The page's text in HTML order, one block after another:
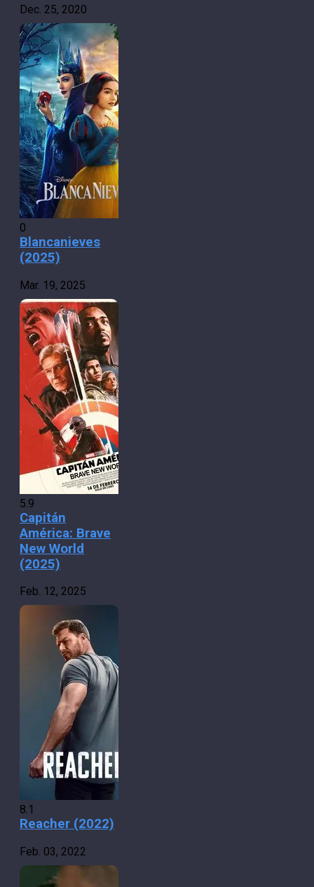
Dec. 25, 2020
0
Blancanieves
(2025)
Mar. 19, 2025
5.9
Capitán
América: Brave
New World
(2025)
Feb. 12, 2025
8.1
Reacher (2022)
Feb. 03, 2022